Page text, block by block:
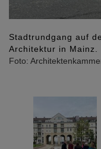
Stadtrundgang auf
Architektur in Mainz.
Foto: